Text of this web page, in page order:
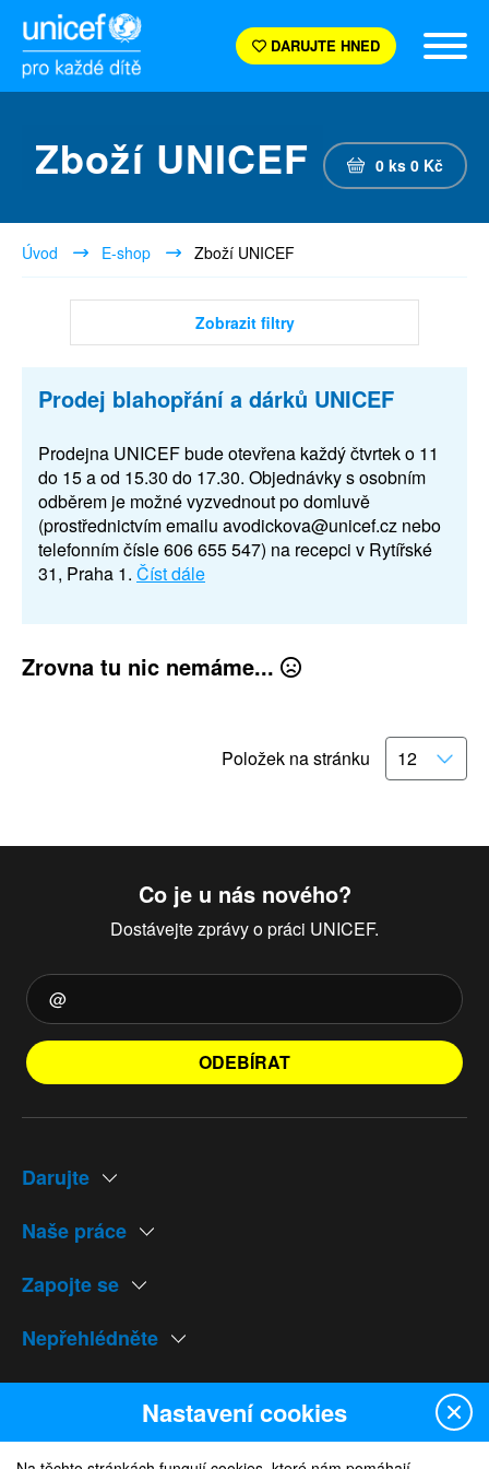
DARUJTE HNED
Zboží UNICEF 0 ks 0 Kč
Úvod E-shop Zboží UNICEF
Zobrazit filtry
Prodej blahopřání a dárků UNICEF
Prodejna UNICEF bude otevřena každý čtvrtek o 11
do 15 a od 15.30 do 17.30. Objednávky s osobním
odběrem je možné vyzvednout po domluvě
(prostřednictvím emailu avodickova@unicef.cz nebo
telefonním čísle 606 655 547) na recepci v Rytířské
31, Praha 1. Číst dále
Zrovna tu nic nemáme...
Položek na stránku
Co je u nás nového?
Dostávejte zprávy o práci UNICEF.
ODEBÍRAT
Darujte
Naše práce
Zapojte se
Nepřehlédněte
Naše weby
Nastavení cookies